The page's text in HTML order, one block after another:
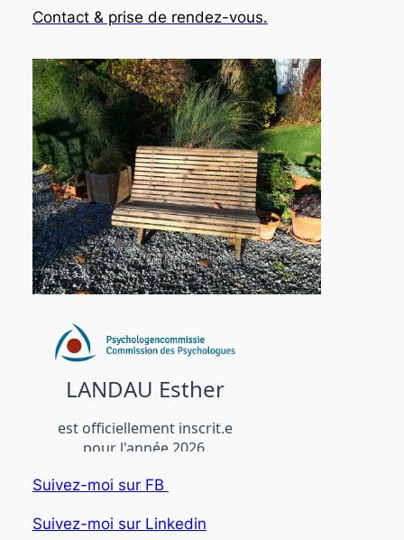
Contact & prise de rendez-vous.
Suivez-moi sur FB
Suivez-moi sur Linkedin